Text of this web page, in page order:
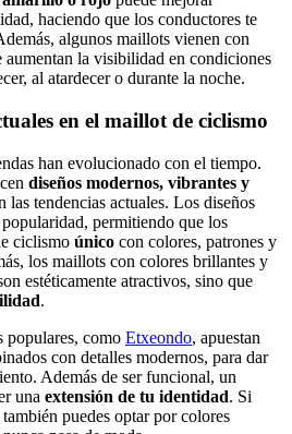
haciendo que los conductores te
algunos maillots vienen con
aumentan la visibilidad en condiciones
al atardecer o durante la noche.
en el maillot de ciclismo
han evolucionado con el tiempo.
diseños modernos, vibrantes y
las tendencias actuales. Los diseños
permitiendo que los
ciclismo único con colores, patrones y
los maillots con colores brillantes y
estéticamente atractivos, sino que
.
populares, como Etxeondo, apuestan
con detalles modernos, para dar
Además de ser funcional, un
una extensión de tu identidad. Si
puedes optar por colores